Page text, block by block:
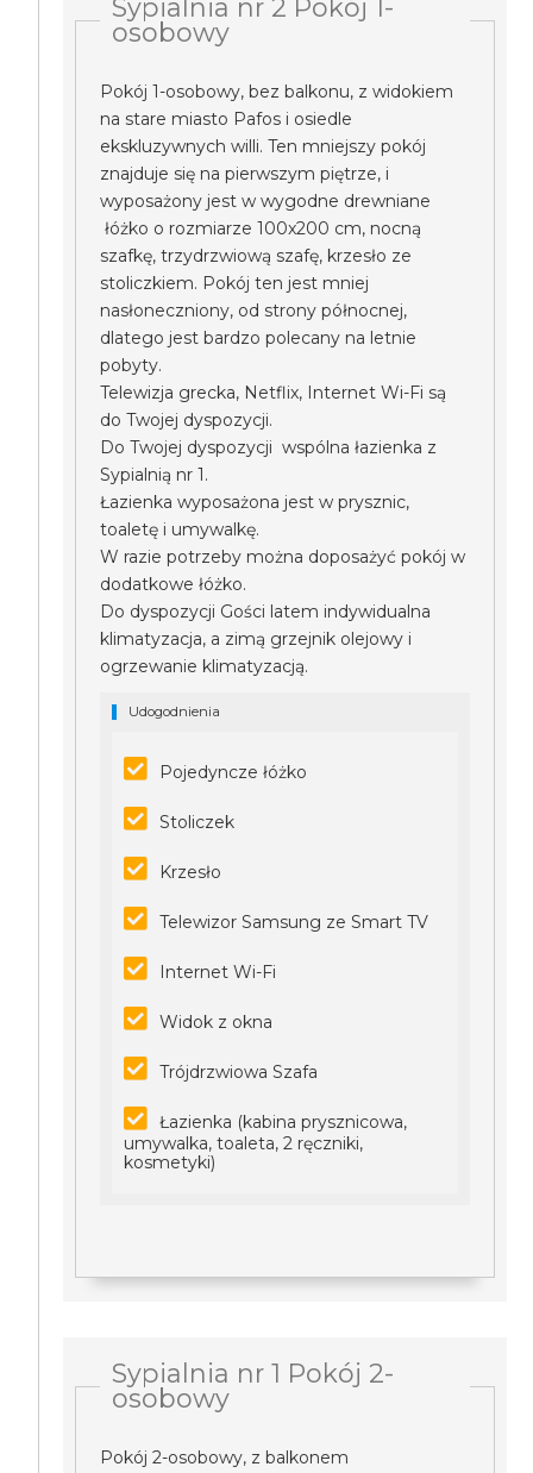
Sypialnia nr 2 Pokój 1-
osobowy
Pokój 1-osobowy, bez balkonu, z widokiem
na stare miasto Pafos i osiedle
ekskluzywnych willi. Ten mniejszy pokój
znajduje się na pierwszym piętrze, i
wyposażony jest w wygodne drewniane
łóżko o rozmiarze 100x200 cm, nocną
szafkę, trzydrzwiową szafę, krzesło ze
stoliczkiem. Pokój ten jest mniej
nasłoneczniony, od strony północnej,
dlatego jest bardzo polecany na letnie
pobyty.
Telewizja grecka, Netflix, Internet Wi-Fi są
do Twojej dyspozycji.
Do Twojej dyspozycji wspólna łazienka z
Sypialnią nr 1.
Łazienka wyposażona jest w prysznic,
toaletę i umywalkę.
W razie potrzeby można doposażyć pokój w
dodatkowe łóżko.
Do dyspozycji Gości latem indywidualna
klimatyzacja, a zimą grzejnik olejowy i
ogrzewanie klimatyzacją.
Udogodnienia
Pojedyncze łóżko
Stoliczek
Krzesło
Telewizor Samsung ze Smart TV
Internet Wi-Fi
Widok z okna
Trójdrzwiowa Szafa
Łazienka (kabina prysznicowa,
umywalka, toaleta, 2 ręczniki,
kosmetyki)
Sypialnia nr 1 Pokój 2-
osobowy
Pokój 2-osobowy, z balkonem